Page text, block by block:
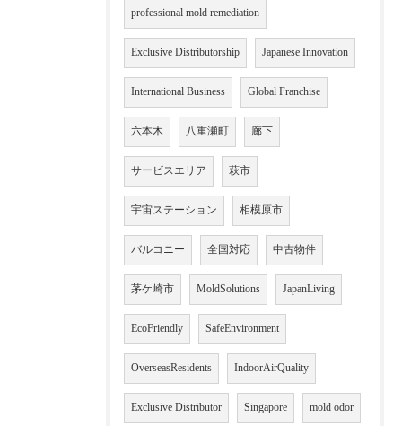
professional mold remediation
Exclusive Distributorship Japanese Innovation
International Business Global Franchise
六本木 八重瀬町 廊下
サービスエリア 萩市
宇宙ステーション 相模原市
バルコニー 全国対応 中古物件
茅ケ崎市 MoldSolutions JapanLiving
EcoFriendly SafeEnvironment
OverseasResidents IndoorAirQuality
Exclusive Distributor Singapore mold odor